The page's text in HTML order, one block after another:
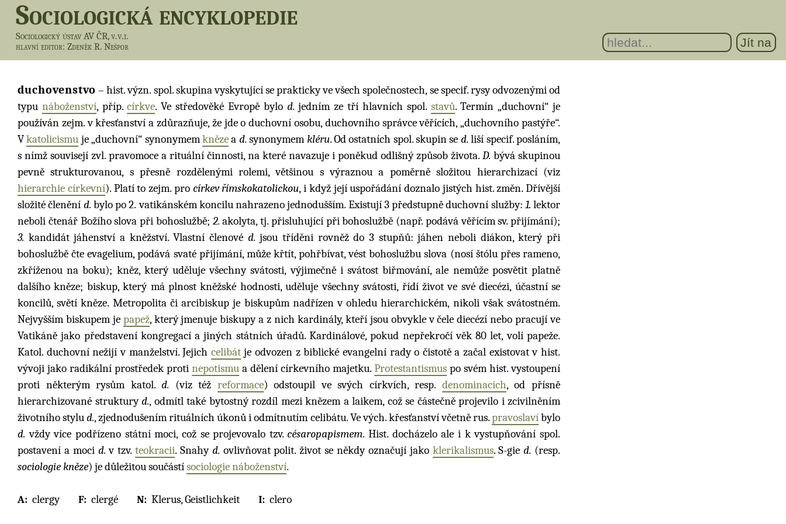
Sociologická encyklopedie
Sociologický ústav AV ČR, v.v.i.
hlavní editor: Zdeněk R. Nešpor
duchovenstvo – hist. význ. spol. skupina vyskytující se prakticky ve všech společnostech, se specif. rysy odvozenými od
typu náboženství, příp.církve. Ve středověké Evropě bylo d. jedním ze tří hlavních spol. stavů. Termín „duchovní“ je
používán zejm. v křesťanství a zdůrazňuje, že jde o duchovní osobu, duchovního správce věřících, „duchovního pastýře“.
Vkatolicismu je „duchovní“ synonymemknězea d. synonymem kléru. Od ostatních spol. skupin se d. liší specif. posláním,
s nímž souvisejí zvl. pravomoce a rituální činnosti, na které navazuje i poněkud odlišný způsob života. D. bývá skupinou
pevně strukturovanou, s přesně rozdělenými rolemi, většinou s výraznou a poměrně složitou hierarchizací (viz
hierarchie církevní). Platí to zejm. pro církev římskokatolickou, i když její uspořádání doznalo jistých hist. změn. Dřívější
složité členění d. bylo po 2. vatikánském koncilu nahrazeno jednodušším. Existují 3 předstupně duchovní služby: 1. lektor
neboli čtenář Božího slova při bohoslužbě; 2. akolyta, tj. přisluhující při bohoslužbě (např. podává věřícím sv. přijímání);
3. kandidát jáhenství a kněžství. Vlastní členové d. jsou tříděni rovněž do 3 stupňů: jáhen neboli diákon, který při
bohoslužbě čte evagelium, podává svaté přijímání, může křtít, pohřbívat, vést bohoslužbu slova (nosí štólu přes rameno,
zkříženou na boku); kněz, který uděluje všechny svátosti, výjimečně i svátost biřmování, ale nemůže posvětit platně
dalšího kněze; biskup, který má plnost kněžské hodnosti, uděluje všechny svátosti, řídí život ve své diecézi, účastní se
koncilů, světí kněze. Metropolita či arcibiskup je biskupům nadřízen v ohledu hierarchickém, nikoli však svátostném.
Nejvyšším biskupem je papež, který jmenuje biskupy a z nich kardinály, kteří jsou obvykle v čele diecézí nebo pracují ve
Vatikáně jako představení kongregací a jiných státních úřadů. Kardinálové, pokud nepřekročí věk 80 let, volí papeže.
Katol. duchovní nežijí v manželství. Jejich celibátje odvozen z biblické evangelní rady o čistotě a začal existovat v hist.
vývoji jako radikální prostředek proti nepotismu a dělení církevního majetku. Protestantismus po svém hist. vystoupení
proti některým rysům katol.d. (viz též reformace) odstoupil ve svých církvích, resp. denominacích, od přísně
hierarchizované strukturyd., odmítl také bytostný rozdíl mezi knězem a laikem, což se částečně projevilo i zcivilněním
životního stylud., zjednodušením rituálních úkonů i odmítnutím celibátu. Ve vých. křesťanství včetně rus.pravoslavíbylo
d. vždy více podřízeno státní moci, což se projevovalo tzv.césaropapismem. Hist. docházelo ale i k vystupňování spol.
postavení a moci d. v tzv.teokracii. Snahy d. ovlivňovat polit. život se někdy označují jako klerikalismus. S-gied. (resp.
sociologie kněze) je důležitou součástísociologie náboženství.
clergy clergé Klerus, Geistlichkeit clero